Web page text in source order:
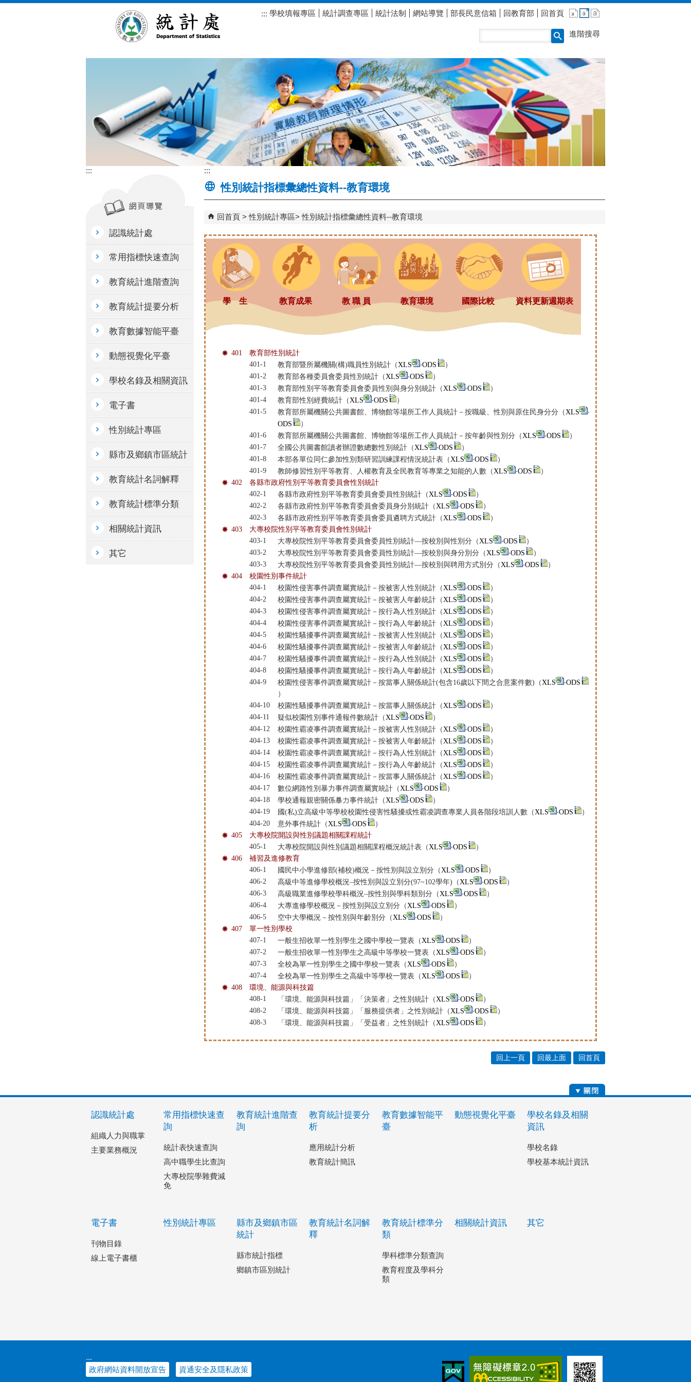
::: 學校填報專區 統計調查專區 統計法制 網站導覽 部長民意信箱 回教育部 回首頁
進階搜尋
:::
認識統計處
常用指標快速查詢
教育統計進階查詢
教育統計提要分析
教育數據智能平臺
動態視覺化平臺
學校名錄及相關資訊
電子書
性別統計專區
縣市及鄉鎮市區統計
教育統計名詞解釋
教育統計標準分類
相關統計資訊
其它
:::
性別統計指標彙總性資料--教育環境
回首頁 性別統計專區 性別統計指標彙總性資料--教育環境
學 生 教育成果 教 職 員 教育環境 國際比較 資料更新週期表
401
教育部性別統計
401-1
教育部暨所屬機關(構)職員性別統計（XLS ‧ODS
）
401-2
教育部各種委員會委員性別統計（XLS ‧ODS
）
401-3
教育部性別平等教育委員會委員性別與身分別統計（XLS ‧ODS
）
401-4
教育部性別經費統計（XLS ‧ODS
）
401-5
教育部所屬機關公共圖書館、博物館等場所工作人員統計－按職級、性別與原住民身分分（XLS
‧
ODS
）
401-6
教育部所屬機關公共圖書館、博物館等場所工作人員統計－按年齡與性別分（XLS ‧ODS
）
401-7
全國公共圖書館讀者辦證數總數性別統計（XLS ‧ODS
）
401-8
本部各單位同仁參加性別類研習訓練課程情況統計表（XLS ‧ODS
）
401-9
教師修習性別平等教育、人權教育及全民教育等專業之知能的人數（XLS ‧ODS
）
402
各縣市政府性別平等教育委員會性別統計
402-1
各縣市政府性別平等教育委員會委員性別統計（XLS ‧ODS
）
402-2
各縣市政府性別平等教育委員會委員身分別統計（XLS ‧ODS
）
402-3
各縣市政府性別平等教育委員會委員遴聘方式統計（XLS ‧ODS
）
403
大專校院性別平等教育委員會性別統計
403-1
大專校院性別平等教育委員會委員性別統計—按校別與性別分（XLS ‧ODS
）
403-2
大專校院性別平等教育委員會委員性別統計—按校別與身分別分（XLS ‧ODS
）
403-3
大專校院性別平等教育委員會委員性別統計—按校別與聘用方式別分（XLS ‧ODS
）
404
校園性別事件統計
404-1
校園性侵害事件調查屬實統計－按被害人性別統計（XLS ‧ODS
）
404-2
校園性侵害事件調查屬實統計－按被害人年齡統計（XLS ‧ODS
）
404-3
校園性侵害事件調查屬實統計－按行為人性別統計（XLS ‧ODS
）
404-4
校園性侵害事件調查屬實統計－按行為人年齡統計（XLS ‧ODS
）
404-5
校園性騷擾事件調查屬實統計－按被害人性別統計（XLS ‧ODS
）
404-6
校園性騷擾事件調查屬實統計－按被害人年齡統計（XLS ‧ODS
）
404-7
校園性騷擾事件調查屬實統計－按行為人性別統計（XLS ‧ODS
）
404-8
校園性騷擾事件調查屬實統計－按行為人年齡統計（XLS ‧ODS
）
404-9
校園性侵害事件調查屬實統計－按當事人關係統計(包含16歲以下間之合意案件數)（XLS ‧ODS
）
404-10
校園性騷擾事件調查屬實統計－按當事人關係統計（XLS ‧ODS
）
404-11
疑似校園性別事件通報件數統計（XLS ‧ODS
）
404-12
校園性霸凌事件調查屬實統計－按被害人性別統計（XLS ‧ODS
）
404-13
校園性霸凌事件調查屬實統計－按被害人年齡統計（XLS ‧ODS
）
404-14
校園性霸凌事件調查屬實統計－按行為人性別統計（XLS ‧ODS
）
404-15
校園性霸凌事件調查屬實統計－按行為人年齡統計（XLS ‧ODS
）
404-16
校園性霸凌事件調查屬實統計－按當事人關係統計（XLS ‧ODS
）
404-17
數位網路性別暴力事件調查屬實統計（XLS ‧ODS
）
404-18
學校通報親密關係暴力事件統計（XLS ‧ODS
）
404-19
國(私)立高級中等學校校園性侵害性騷擾或性霸凌調查專業人員各階段培訓人數（XLS ‧ODS
）
404-20
意外事件統計（XLS ‧ODS
）
405
大專校院開設與性別議題相關課程統計
405-1
大專校院開設與性別議題相關課程概況統計表（XLS ‧ODS
）
406
補習及進修教育
406-1
國民中小學進修部(補校)概況－按性別與設立別分（XLS ‧ODS
）
406-2
高級中等進修學校概況–按性別與設立別分(97~102學年)（XLS ‧ODS
）
406-3
高級職業進修學校學科概況–按性別與學科類別分（XLS ‧ODS
）
406-4
大專進修學校概況－按性別與設立別分（XLS ‧ODS
）
406-5
空中大學概況－按性別與年齡別分（XLS ‧ODS
）
407
單一性別學校
407-1
一般生招收單一性別學生之國中學校一覽表（XLS ‧ODS
）
407-2
一般生招收單一性別學生之高級中等學校一覽表（XLS ‧ODS
）
407-3
全校為單一性別學生之國中學校一覽表（XLS ‧ODS
）
407-4
全校為單一性別學生之高級中等學校一覽表（XLS ‧ODS
）
408
環境、能源與科技篇
408-1
「環境、能源與科技篇」「決策者」之性別統計（XLS ‧ODS
）
408-2
「環境、能源與科技篇」「服務提供者」之性別統計（XLS ‧ODS
）
408-3
「環境、能源與科技篇」「受益者」之性別統計（XLS ‧ODS ）
回上一頁 回最上面 回首頁
認識統計處
組織人力與職掌
主要業務概況
常用指標快速查
詢
統計表快速查詢
高中職學生比查詢
大專校院學雜費減
免
教育統計進階查
詢
教育統計提要分
析
應用統計分析
教育統計簡訊
教育數據智能平
臺
動態視覺化平臺
學校名錄及相關
資訊
學校名錄
學校基本統計資訊
電子書
刊物目錄
線上電子書櫃
性別統計專區
縣市及鄉鎮市區
統計
縣市統計指標
鄉鎮市區別統計
教育統計名詞解
釋
教育統計標準分
類
學科標準分類查詢
教育程度及學科分
類
相關統計資訊 其它
:::
政府網站資料開放宣告
資通安全及隱私政策